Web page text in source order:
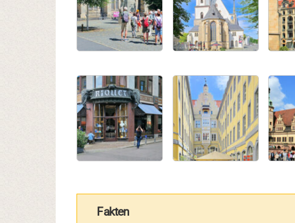
Fakten